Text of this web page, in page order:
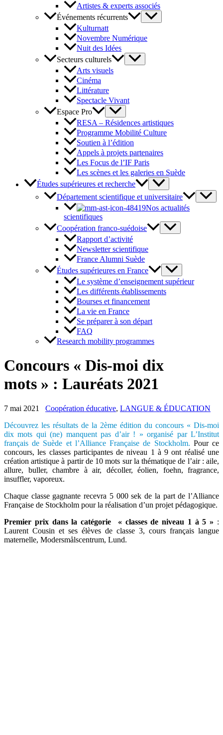
Artistes & experts associés
Événements récurrents
Kulturnatt
Novembre Numérique
Nuit des Idées
Secteurs culturels
Arts visuels
Cinéma
Littérature
Spectacle Vivant
Espace Pro
RESA – Résidences artistiques
Programme Mobilité Culture
Soutien à l’édition
Appels à projets partenaires
Les Focus de l’IF Paris
Les scènes et les galeries en Suède
Études supérieures et recherche
Département scientifique et universitaire
Nos actualités
scientifiques
Coopération franco-suédoise
Rapport d’activité
Newsletter scientifique
France Alumni Suède
Études supérieures en France
Le système d’enseignement supérieur
Les différents établissements
Bourses et financement
La vie en France
Se préparer à son départ
FAQ
Research mobility programmes
Concours « Dis-moi dix
mots » : Lauréats 2021
7 mai 2021 Coopération éducative, LANGUE & ÉDUCATION
Découvrez les résultats de la 2ème édition du concours « Dis-moi
dix mots qui (ne) manquent pas d’air ! » organisé par L’Institut
français de Suède et l’Alliance Française de Stockholm. Pour ce
concours, les classes participantes de niveau 1 à 9 ont réalisé une
création artistique à partir de 10 mots sur la thématique de l’air : aile,
allure, buller, chambre à air, décoller, éolien, foehn, fragrance,
insuffler, vaporeux.
Chaque classe gagnante recevra 5 000 sek de la part de l’Alliance
Française de Stockholm pour la réalisation d’un projet pédagogique.
Premier prix dans la catégorie « classes de niveau 1 à 5 » :
Laurent Cousin et ses élèves de classe 3, cours français langue
maternelle, Modersmålscentrum, Lund.